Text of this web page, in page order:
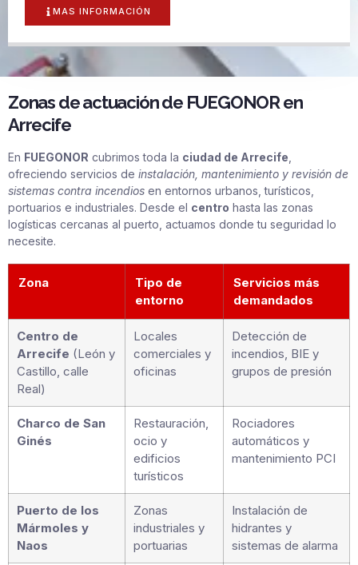
MAS INFORMACIÓN
Zonas de actuación de FUEGONOR en
Arrecife
En FUEGONOR cubrimos toda la ciudad de Arrecife
ofreciendo servicios de instalación, mantenimiento y revisión de
sistemas contra incendios en entornos urbanos, turísticos,
portuarios e industriales. Desde el centro hasta las zonas
logísticas cercanas al puerto, actuamos donde tu seguridad lo
necesite.
Zona
Tipo de
entorno
Servicios más
demandados
Centro de
Arrecife (León y
Castillo, calle
Real)
Locales
comerciales y
oficinas
Detección de
incendios, BIE y
grupos de presión
Charco de San
Ginés
Restauración,
ocio y
edificios
turísticos
Rociadores
automáticos y
mantenimiento PCI
Puerto de los
Mármoles y
Naos
Zonas
industriales y
portuarias
Instalación de
hidrantes y
sistemas de alarma